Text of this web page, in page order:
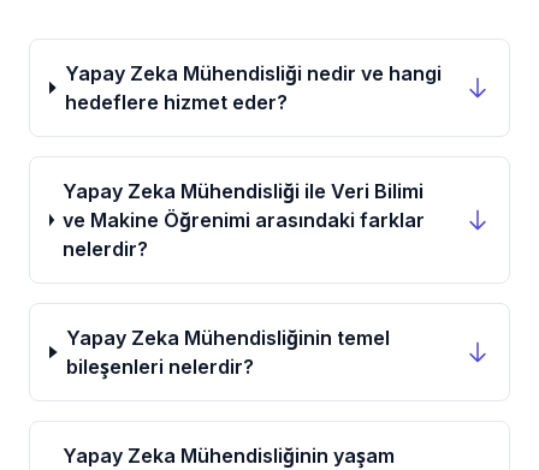
Yapay Zeka Mühendisliği nedir ve hangi
hedeflere hizmet eder?
Yapay Zeka Mühendisliği ile Veri Bilimi
ve Makine Öğrenimi arasındaki farklar
nelerdir?
Yapay Zeka Mühendisliğinin temel
bileşenleri nelerdir?
Yapay Zeka Mühendisliğinin yaşam